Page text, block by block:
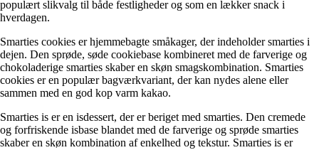
populært slikvalg til både festligheder og som en lækker snack i
hverdagen.
Smarties cookies er hjemmebagte småkager, der indeholder smarties i
dejen. Den sprøde, søde cookiebase kombineret med de farverige og
chokoladerige smarties skaber en skøn smagskombination. Smarties
cookies er en populær bagværkvariant, der kan nydes alene eller
sammen med en god kop varm kakao.
Smarties is er en isdessert, der er beriget med smarties. Den cremede
og forfriskende isbase blandet med de farverige og sprøde smarties
skaber en skøn kombination af enkelhed og tekstur. Smarties is er